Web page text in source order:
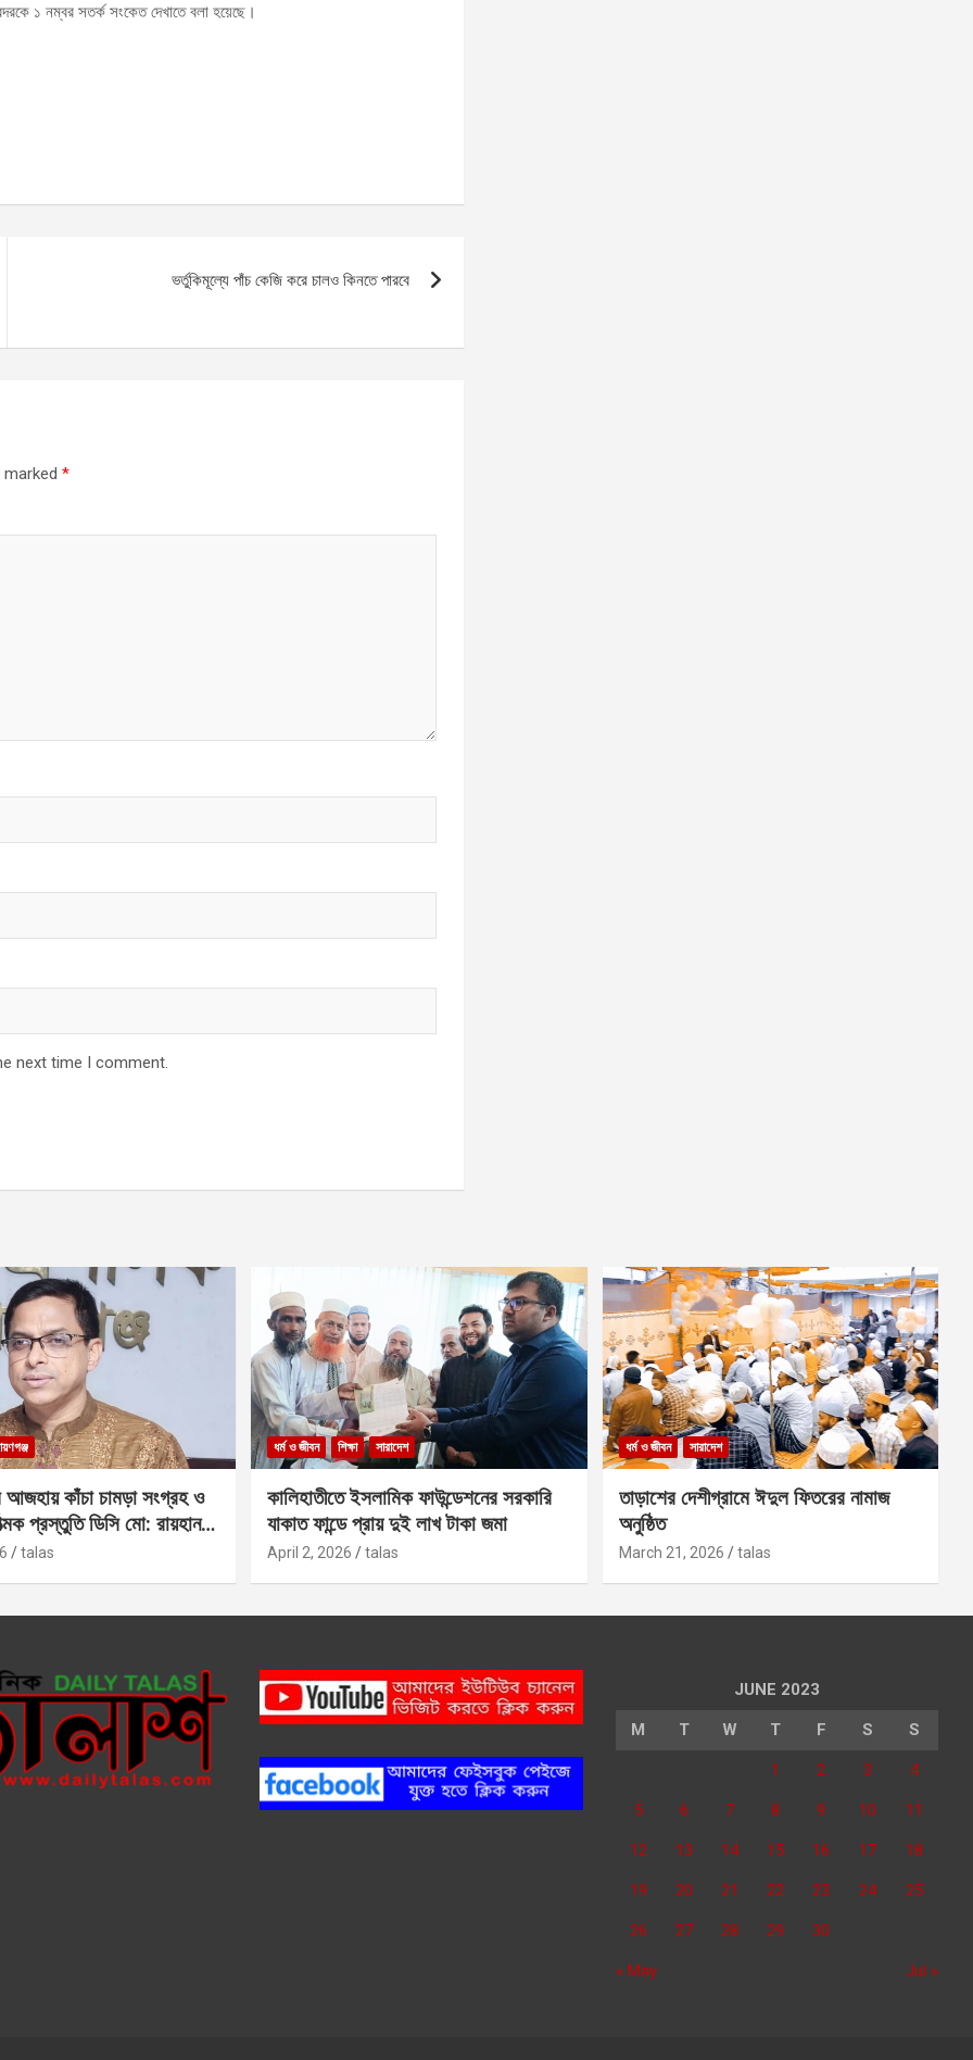
১ নম্বর সতর্ক সংকেত দেখাতে বলা হয়েছে।
ভর্তুকিমূল্যে পাঁচ কেজি করে চালও কিনতে পারবে
marked *
next time I comment.
কাঁচা চামড়া সংগ্রহ ও
প্রস্তুতি ডিসি মো: রায়হান
talas
ধর্ম ও জীবন শিক্ষা সারাদেশ
কালিহাতীতে ইসলামিক ফাউন্ডেশনের সরকারি
যাকাত ফান্ডে প্রায় দুই লাখ টাকা জমা
April 2, 2026 talas
ধর্ম ও জীবন সারাদেশ
তাড়াশের দেশীগ্রামে ঈদুল ফিতরের নামাজ
অনুষ্ঠিত
March 21, 2026 talas
JUNE 2023
M T W T F S S
1 2 3 4
5 6 7 8 9 10 11
12 13 14 15 16 17 18
19 20 21 22 23 24 25
26 27 28 29 30
« May Jul »